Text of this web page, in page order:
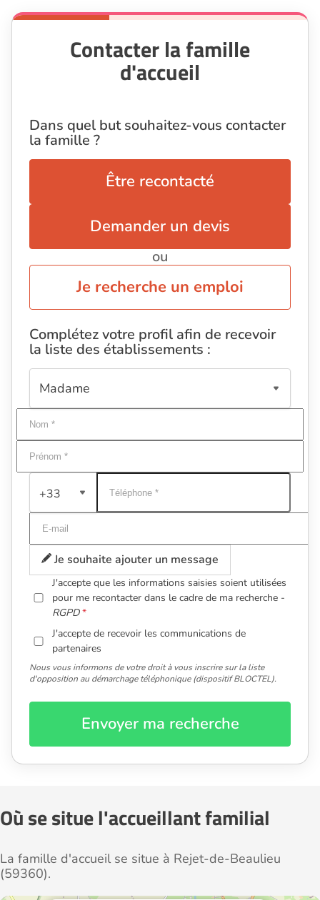
Contacter la famille
d'accueil
Dans quel but souhaitez-vous contacter
la famille ?
Être recontacté
Demander un devis
ou
Je recherche un emploi
Complétez votre profil afin de recevoir
la liste des établissements :
+33
Je souhaite ajouter un message
J'accepte que les informations saisies soient utilisées
pour me recontacter dans le cadre de ma recherche -
RGPD
J'accepte de recevoir les communications de
partenaires
Nous vous informons de votre droit à vous inscrire sur la liste
d'opposition au démarchage téléphonique (dispositif BLOCTEL).
Envoyer ma recherche
Où se situe l'accueillant familial
La famille d'accueil se situe à Rejet-de-Beaulieu
(59360).